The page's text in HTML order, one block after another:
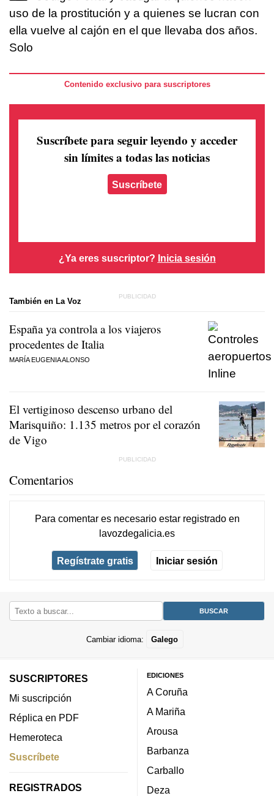
uso de la prostitución y a quienes se lucran con
ella vuelve al cajón en el que llevaba dos años.
Solo
Contenido exclusivo para suscriptores
Suscríbete para seguir leyendo y acceder
sin límites a todas las noticias
Suscríbete
¿Ya eres suscriptor? Inicia sesión
También en La Voz
España ya controla a los viajeros
procedentes de Italia
MARÍA EUGENIA ALONSO
El vertiginoso descenso urbano del
Marisquiño: 1.135 metros por el corazón
de Vigo
Comentarios
Para comentar es necesario estar registradoen
lavozdegalicia.es
Regístrate gratis Iniciar sesión
Cambiar idioma: Galego
SUSCRIPTORES
Mi suscripción
Réplica en PDF
Hemeroteca
Suscríbete
REGISTRADOS
EDICIONES
A Coruña
A Mariña
Arousa
Barbanza
Carballo
Deza